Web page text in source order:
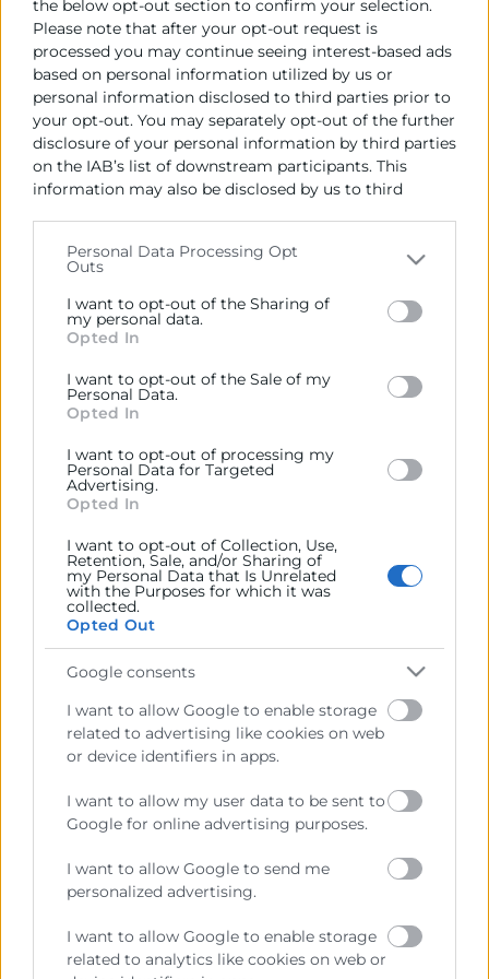
the below opt-out section to confirm your selection.
Please note that after your opt-out request is
processed you may continue seeing interest-based ads
based on personal information utilized by us or
personal information disclosed to third parties prior to
your opt-out. You may separately opt-out of the further
disclosure of your personal information by third parties
on the IAB’s list of downstream participants. This
information may also be disclosed by us to third
Please note that this website/app uses one or more
Google services and may gather and store information
including but not limited to your visit or usage
behaviour. You may click to grant or deny consent to
below specified purposes in below Google consent
section.
Personal Data Processing Opt
Outs
I want to opt-out of the Sharing of
my personal data.
Opted In
I want to opt-out of the Sale of my
Personal Data.
Opted In
I want to opt-out of processing my
Personal Data for Targeted
Advertising.
Opted In
I want to opt-out of Collection, Use,
Retention, Sale, and/or Sharing of
my Personal Data that Is Unrelated
with the Purposes for which it was
collected.
Opted Out
Google consents
I want to allow Google to enable storage
related to advertising like cookies on web
or device identifiers in apps.
I want to allow my user data to be sent to
Google for online advertising purposes.
I want to allow Google to send me
personalized advertising.
I want to allow Google to enable storage
related to analytics like cookies on web or
Plazo en el que debe procederse a la
formalización del contrato:
15 días hábiles desde la comunicación de la
adjudicación
Cámara València es una corporación de derecho público,
Prestar servicios a las empresas.
Representar, promocionar y defender los intereses
generales del comercio, la industria y la navegación.
Ejercitar las competencias de carácter público
previstas en la Ley, o que puedan encomendar y
delegar las Administraciones Públicas.
Contacto
Recursos
Sobre la Cámara
Perfil del contratante
Transparencia
Enlaces de Interés